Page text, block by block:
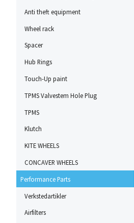
Anti theft equipment
Wheel rack
Spacer
Hub Rings
Touch-Up paint
TPMS Valvestem Hole Plug
TPMS
Klutch
KITE WHEELS
CONCAVER WHEELS
Performance Parts
Verkstedartikler
Airfilters